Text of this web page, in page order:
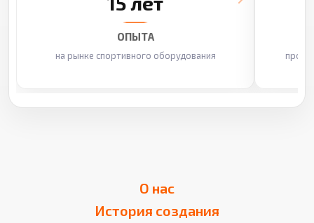
ОПЫТА
на рынке спортивного оборудования
О нас
История создания